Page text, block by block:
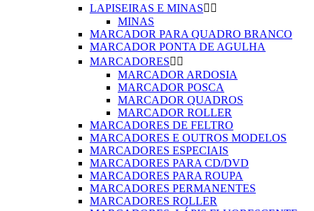
LAPISEIRAS E MINAS 
MINAS
MARCADOR PARA QUADRO BRANCO
MARCADOR PONTA DE AGULHA
MARCADORES 
MARCADOR ARDOSIA
MARCADOR POSCA
MARCADOR QUADROS
MARCADOR ROLLER
MARCADORES DE FELTRO
MARCADORES E OUTROS MODELOS
MARCADORES ESPECIAIS
MARCADORES PARA CD/DVD
MARCADORES PARA ROUPA
MARCADORES PERMANENTES
MARCADORES ROLLER